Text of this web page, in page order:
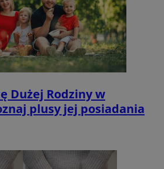
Dużej Rodziny w
plusy jej posiadania